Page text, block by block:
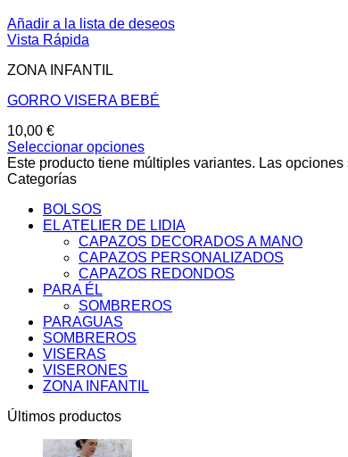
Añadir a la lista de deseos
Vista Rápida
ZONA INFANTIL
GORRO VISERA BEBÉ
10,00 €
Seleccionar opciones
Este producto tiene múltiples variantes. Las
Categorías
BOLSOS
EL ATELIER DE LIDIA
CAPAZOS DECORADOS A MANO
CAPAZOS PERSONALIZADOS
CAPAZOS REDONDOS
PARA ÉL
SOMBREROS
PARAGUAS
SOMBREROS
VISERAS
VISERONES
ZONA INFANTIL
Últimos productos